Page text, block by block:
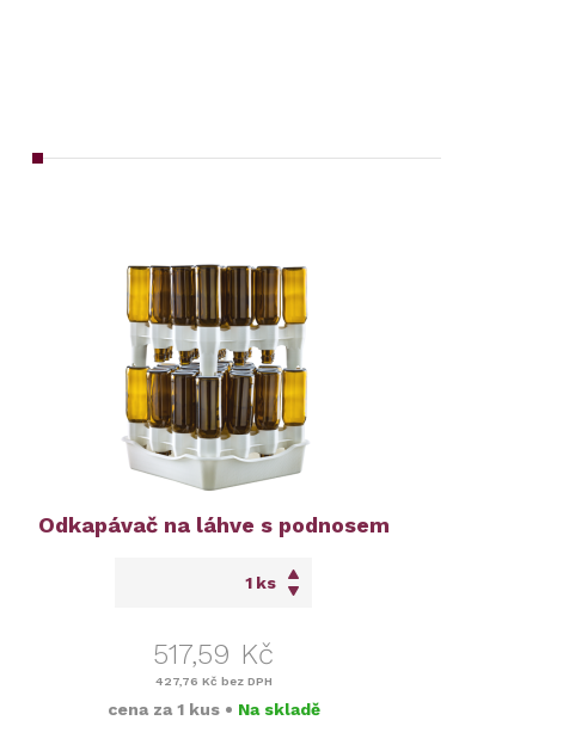
Odkapávač na láhve s podnosem
ks
517,59 Kč
427,76 Kč bez DPH
cena za 1 kus • Na skladě